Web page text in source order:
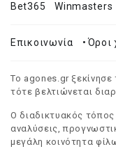
Bet365
Winmasters
Επικοινωνία •Όροι
Το agones.gr
τότε βελτιώνεται
Ο διαδικτυακός
αναλύσεις,
μεγάλη κοινότητα